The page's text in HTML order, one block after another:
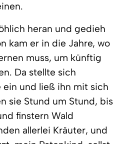
heran und gedieh
kam er in die Jahre, wo
muss, um künftig
Da stellte sich
ein und ließ ihn mit sich
sie Stund um Stund, bis
finstern Wald
allerlei Kräuter, und